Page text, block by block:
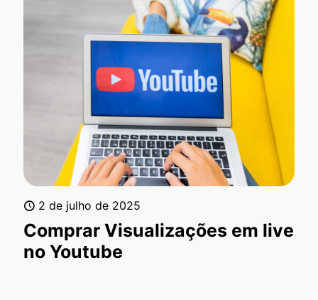
2 de julho de 2025
Comprar Visualizações em live
no Youtube